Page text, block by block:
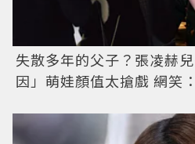
失散多年的父子？張凌赫
因」萌娃顏值太搶戲 網笑